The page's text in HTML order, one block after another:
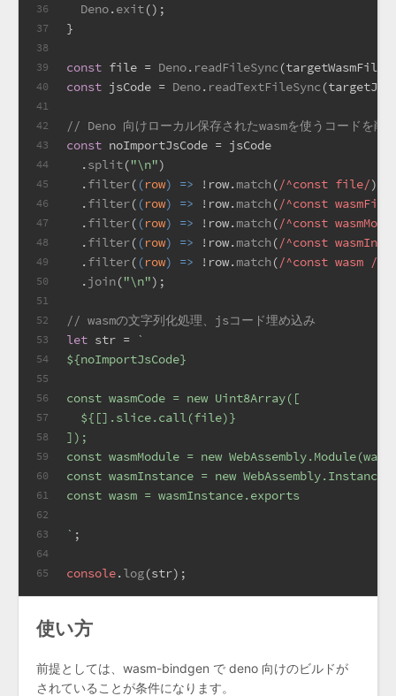
36
37
38
39
40
41
42
43
44
45
46
47
48
49
50
51
52
53
54
55
56
57
58
59
60
61
62
63
64
65
Deno.exit();
}
const file = Deno. readFileSync
const jsCode = Deno. readTextFileSync
// Deno 向けローカル保存されたwasmを使うコードを削
const noImportJsCode = jsCode
  .
split("\n")
  .
filter( (row) => !row.match(/^const file/))
  .
filter( (row) => !row.match(/^const
  .
filter( (row) => !row.match(/^const
  .
filter( (row) => !row.match(/^const
  .
filter( (row) => !row.match(/^const wasm /
  .
join("\n");
// wasmの文字列化処理、jsコード埋め込み
let str =
`
${noImportJsCode}
const wasmCode = new Uint8Array([
${[].slice.call(file)}
]);
const wasmModule = new
const wasmInstance = new
const wasm = wasmInstance.exports
` ;
console.log(str);
使い方
前提としては、wasm-bindgen で deno 向けのビルドが
されていることが条件になります。